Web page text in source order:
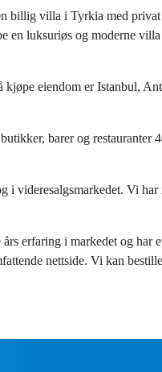
billig villa i Tyrkia med
luksuriøs og moderne
eiendom er Istanbul,
barer og
videresalgsmarkedet. Vi
erfaring i markedet og
nettside. Vi kan